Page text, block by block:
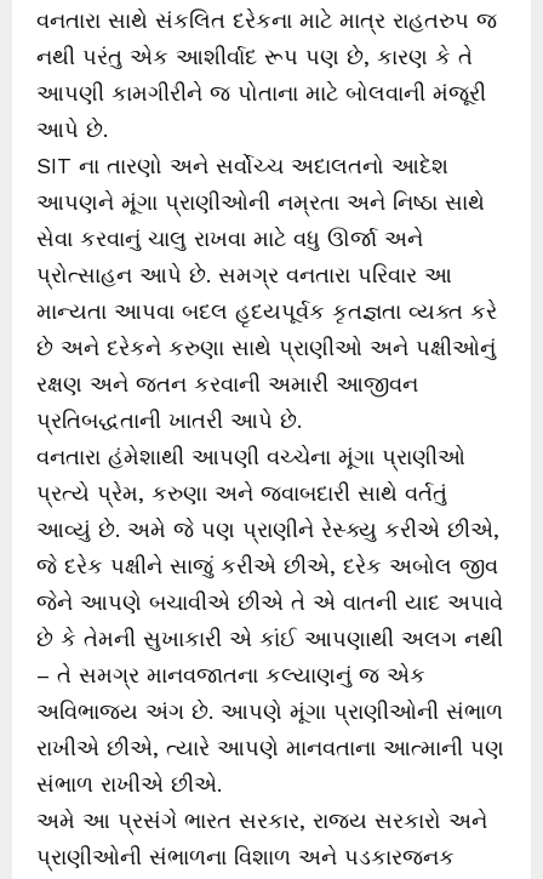
વનતારા સાથે સંકલિત દરેકના માટે માત્ર રાહતરુપ જ
નથી પરંતુ એક આશીર્વાદ રૂપ પણ છે, કારણ કે તે
આપણી કામગીરીને જ પોતાના માટે બોલવાની મંજૂરી
આપે છે.
SIT ના તારણો અને સર્વોચ્ચ અદાલતનો આદેશ
આપણને મૂંગા પ્રાણીઓની નમ્રતા અને નિષ્ઠા સાથે
સેવા કરવાનું ચાલુ રાખવા માટે વધુ ઊર્જા અને
પ્રોત્સાહન આપે છે. સમગ્ર વનતારા પરિવાર આ
માન્યતા આપવા બદલ હૃદયપૂર્વક કૃતજ્ઞતા વ્યક્ત કરે
છે અને દરેકને કરુણા સાથે પ્રાણીઓ અને પક્ષીઓનું
રક્ષણ અને જતન કરવાની અમારી આજીવન
પ્રતિબદ્ધતાની ખાતરી આપે છે.
વનતારા હંમેશાથી આપણી વચ્ચેના મૂંગા પ્રાણીઓ
પ્રત્યે પ્રેમ, કરુણા અને જવાબદારી સાથે વર્તતું
આવ્યું છે. અમે જે પણ પ્રાણીને રેસ્ક્યુ કરીએ છીએ,
જે દરેક પક્ષીને સાજું કરીએ છીએ, દરેક અબોલ જીવ
જેને આપણે બચાવીએ છીએ તે એ વાતની યાદ અપાવે
છે કે તેમની સુખાકારી એ કાંઈ આપણાથી અલગ નથી
– તે સમગ્ર માનવજાતના કલ્યાણનું જ એક
અવિભાજ્ય અંગ છે. આપણે મૂંગા પ્રાણીઓની સંભાળ
રાખીએ છીએ, ત્યારે આપણે માનવતાના આત્માની પણ
સંભાળ રાખીએ છીએ.
અમે આ પ્રસંગે ભારત સરકાર, રાજ્ય સરકારો અને
પ્રાણીઓની સંભાળના વિશાળ અને પડકારજનક